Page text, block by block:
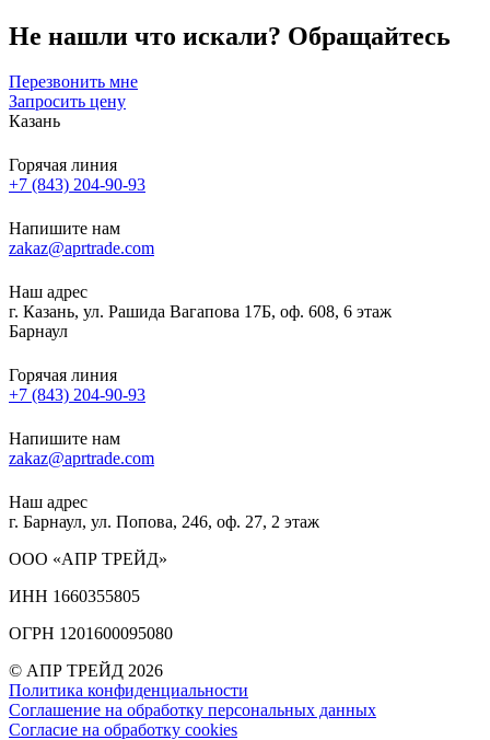
Не нашли что искали? Обращайтесь
Перезвонить мне
Запросить цену
Казань
Горячая линия
+7 (843) 204-90-93
Напишите нам
zakaz@aprtrade.com
Наш адрес
г. Казань, ул. Рашида Вагапова 17Б, оф. 608, 6 этаж
Барнаул
Горячая линия
+7 (843) 204-90-93
Напишите нам
zakaz@aprtrade.com
Наш адрес
г. Барнаул, ул. Попова, 246, оф. 27, 2 этаж
ООО «АПР ТРЕЙД»
ИНН 1660355805
ОГРН 1201600095080
© АПР ТРЕЙД 2026
Политика конфиденциальности
Соглашение на обработку персональных данных
Согласие на обработку cookies